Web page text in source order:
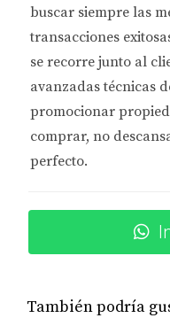
Al revisar estos
clara del estado
decisiones más
CASOS
Para ilustrar mejor la
demuestran cómo
significativamente
Imagina a Laura,
buscar siempre las
transacciones
se recorre junto al
avanzadas técnicas
promocionar
comprar, no
perfecto.
También podría